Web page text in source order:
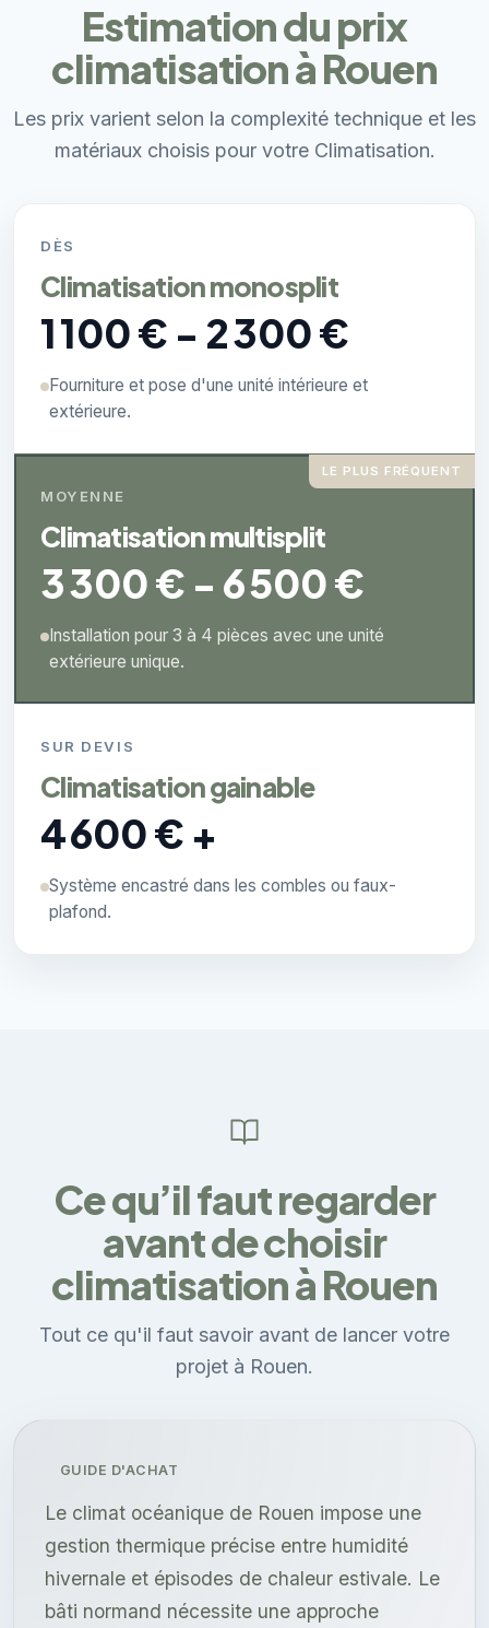
Estimation du prix
climatisation à Rouen
Les prix varient selon la complexité technique et les
matériaux choisis pour votre Climatisation.
DÈS
Climatisation monosplit
1 100 € - 2 300 €
Fourniture et pose d'une unité intérieure et
extérieure.
LE PLUS FRÉQUENT
MOYENNE
Climatisation multisplit
3 300 € - 6 500 €
Installation pour 3 à 4 pièces avec une unité
extérieure unique.
SUR DEVIS
Climatisation gainable
4 600 € +
Système encastré dans les combles ou faux-
plafond.
Ce qu’il faut regarder
avant de choisir
climatisation à Rouen
Tout ce qu'il faut savoir avant de lancer votre
projet à Rouen.
GUIDE D'ACHAT
Le climat océanique de Rouen impose une
gestion thermique précise entre humidité
hivernale et épisodes de chaleur estivale. Le
bâti normand nécessite une approche